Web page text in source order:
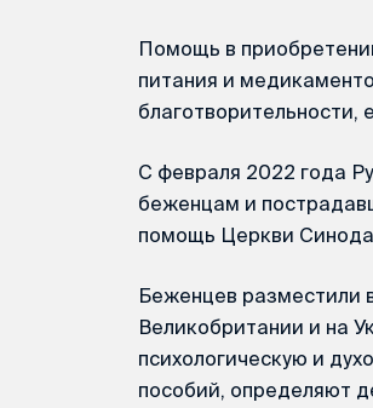
Помощь в
питания и
благотворительности,
С февраля 2022 года
беженцам и
помощь Церкви
Беженцев разместили
Великобритании и на
психологическую и
пособий, определяют